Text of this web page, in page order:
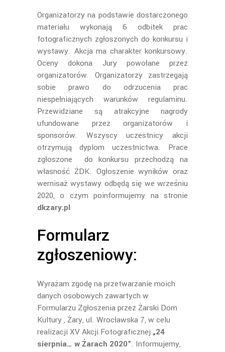
Organizatorzy na podstawie dostarczonego
materiału wykonają 6 odbitek prac
fotograficznych zgłoszonych do konkursu i
wystawy. Akcja ma charakter konkursowy.
Oceny dokona Jury powołane przez
organizatorów. Organizatorzy zastrzegają
sobie prawo do odrzucenia prac
niespełniających warunków regulaminu.
Przewidziane są atrakcyjne nagrody
ufundowane przez organizatorów i
sponsorów. Wszyscy uczestnicy akcji
otrzymują dyplom uczestnictwa. Prace
zgłoszone do konkursu przechodzą na
własność ŻDK. Ogłoszenie wyników oraz
wernisaż wystawy odbędą się we wrześniu
2020, o czym poinformujemy na stronie
dkzary.pl
Formularz
zgłoszeniowy:
Wyrażam zgodę na przetwarzanie moich
danych osobowych zawartych w
Formularzu Zgłoszenia przez Żarski Dom
Kultury , Żary, ul. Wrocławska 7, w celu
realizacji XV Akcji Fotograficznej „24
sierpnia… w Żarach 2020”. Informujemy,